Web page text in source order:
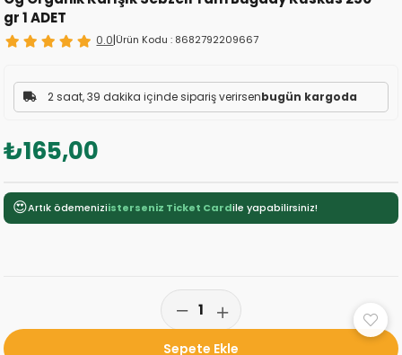
gr 1 ADET
0.0|Ürün Kodu : 8682792209667
2 saat, 39 dakika içinde sipariş verirsenbugün kargoda
₺165,00
😍Artık ödemeniziisterseniz Ticket Cardile yapabilirsiniz!